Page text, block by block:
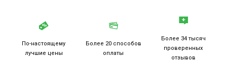
По-настоящему
лучшие цены
Более 20 способов
оплаты
Более 34 тысяч
проверенных
отзывов